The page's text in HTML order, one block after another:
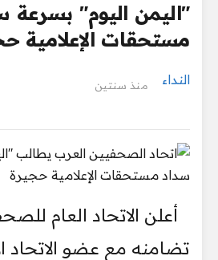
"اليمن اليوم" بسرعة
مستحقات الإعلامية
النداء منذ سنتين
أعلن الاتحاد العام
تضامنه مع عضو الاتحاد